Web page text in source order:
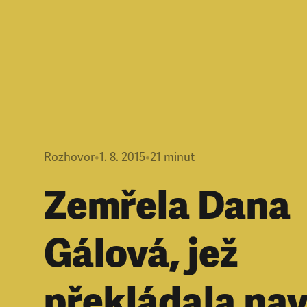
Rozhovor•1. 8. 2015•21 minut
Zemřela Dana
Gálová, jež